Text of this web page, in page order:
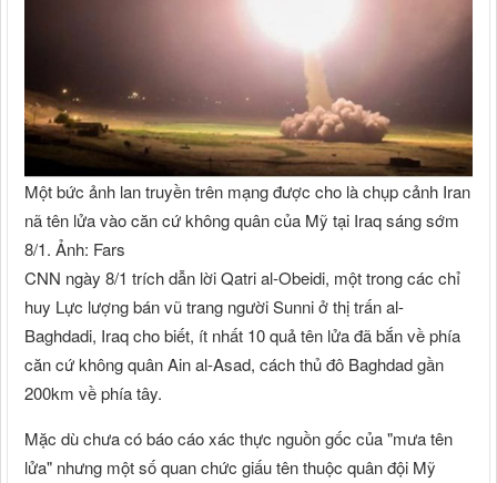
Một bức ảnh lan truyền trên mạng được cho là chụp cảnh Iran
nã tên lửa vào căn cứ không quân của Mỹ tại Iraq sáng sớm
8/1. Ảnh: Fars
CNN ngày 8/1 trích dẫn lời Qatri al-Obeidi, một trong các chỉ
huy Lực lượng bán vũ trang người Sunni ở thị trấn al-
Baghdadi, Iraq cho biết, ít nhất 10 quả tên lửa đã bắn về phía
căn cứ không quân Ain al-Asad, cách thủ đô Baghdad gần
200km về phía tây.
Mặc dù chưa có báo cáo xác thực nguồn gốc của "mưa tên
lửa" nhưng một số quan chức giấu tên thuộc quân đội Mỹ